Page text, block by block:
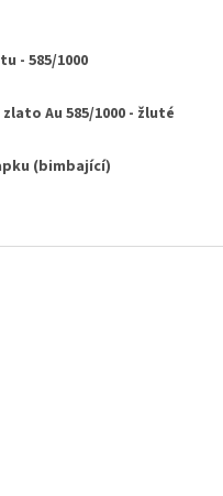
- 585/1000
Au 585/1000 - žluté
(bimbající)